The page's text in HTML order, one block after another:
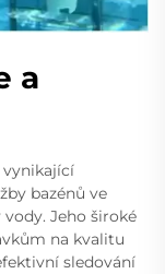
a
vynikající
bazénů ve
Jeho široké
na kvalitu
sledování